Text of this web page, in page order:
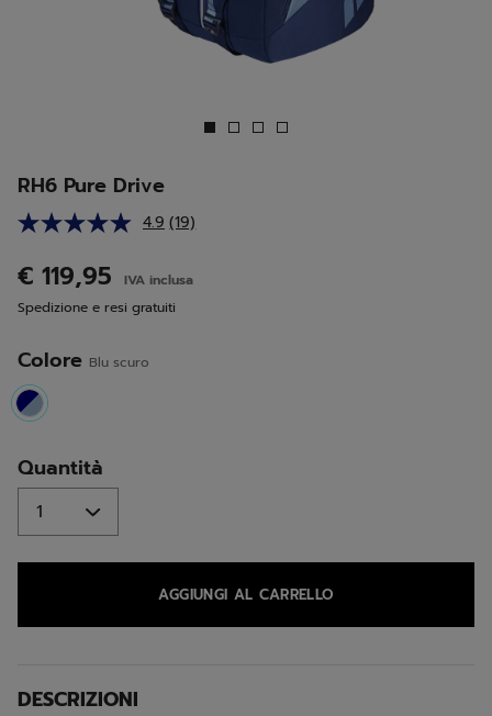
RH6 Pure Drive
4.9 Leggi
Stesso
link
alla
(19)
€ 119,95
IVA inclusa
Spedizione e resi gratuiti
Colore Blu scuro
selected
Quantità
AGGIUNGI AL CARRELLO
DESCRIZIONI